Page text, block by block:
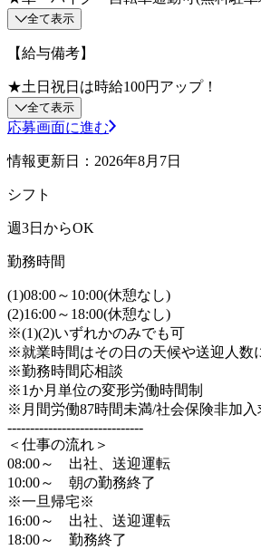
全て表示
【給与備考】
★土日祝日は時給100円アップ！
全て表示
応募画面に進む
情報更新日：2026年8月7日
シフト
週3日からOK
勤務時間
(1)08:00～10:00(休憩なし)
(2)16:00～18:00(休憩なし)
※(1)(2)いずれかのみでも可
※就業時間はその日の天候や送迎人数
※勤務時間応相談
※1か月単位の変形労働時間制
※月間労働87時間未満/社会保険非加入
------------------------------
＜仕事の流れ＞
08:00～ 出社、送迎運転
10:00～ 朝の勤務終了
※一旦帰宅※
16:00～ 出社、送迎運転
18:00～ 勤務終了